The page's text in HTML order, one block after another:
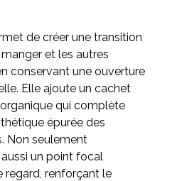
de créer une transition
et les autres
conservant une ouverture
Elle ajoute un cachet
qui complète
épurée des
Non seulement
un point focal
regard, renforçant le